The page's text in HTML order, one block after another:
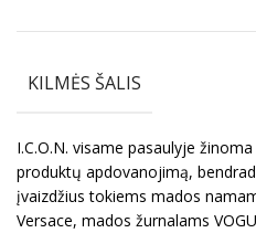
KILMĖS ŠALIS
I.C.O.N. visame pasaulyje
produktų apdovanojimą,
įvaizdžius tokiems mados
Versace, mados žurnalams